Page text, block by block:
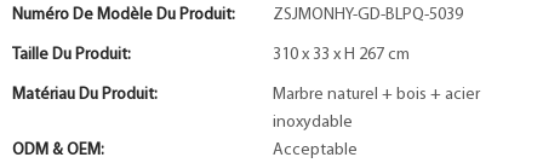
Numéro De Modèle Du Produit: ZSJMONHY-GD-BLPQ-5039
Taille Du Produit: 310 x 33 x H 267 cm
Matériau Du Produit:
Marbre naturel + bois + acier
inoxydable
ODM & OEM:
Acceptable